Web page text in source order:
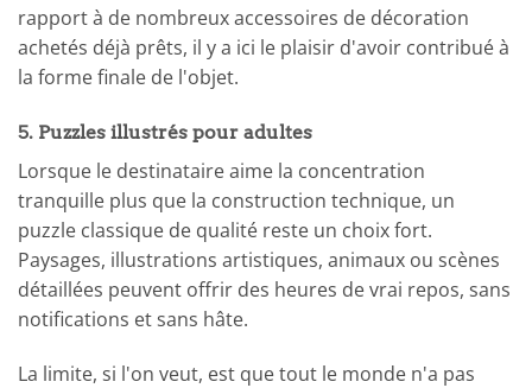
rapport à de nombreux accessoires de décoration
achetés déjà prêts, il y a ici le plaisir d'avoir contribué à
la forme finale de l'objet.
5. Puzzles illustrés pour adultes
Lorsque le destinataire aime la concentration
tranquille plus que la construction technique, un
puzzle classique de qualité reste un choix fort.
Paysages, illustrations artistiques, animaux ou scènes
détaillées peuvent offrir des heures de vrai repos, sans
notifications et sans hâte.
La limite, si l'on veut, est que tout le monde n'a pas